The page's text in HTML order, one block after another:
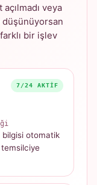
veya
bir işlev
7/24 AKTIF
bilgisi otomatik